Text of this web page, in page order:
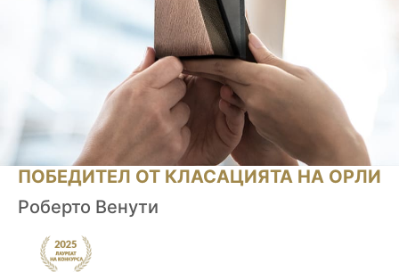
ПОБЕДИТЕЛ ОТ КЛАСАЦИЯТА НА ОРЛИ
Роберто Венути